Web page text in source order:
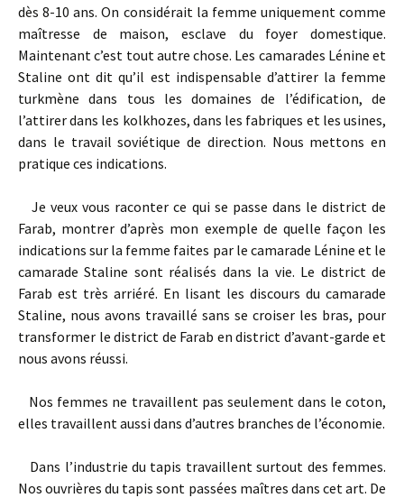
dès 8-10 ans. On considérait la femme uniquement comme
maîtresse de maison, esclave du foyer domestique.
Maintenant c’est tout autre chose. Les camarades Lénine et
Staline ont dit qu’il est indispensable d’attirer la femme
turkmène dans tous les domaines de l’édification, de
l’attirer dans les kolkhozes, dans les fabriques et les usines,
dans le travail soviétique de direction. Nous mettons en
pratique ces indications.
Je veux vous raconter ce qui se passe dans le district de
Farab, montrer d’après mon exemple de quelle façon les
indications sur la femme faites par le camarade Lénine et le
camarade Staline sont réalisés dans la vie. Le district de
Farab est très arriéré. En lisant les discours du camarade
Staline, nous avons travaillé sans se croiser les bras, pour
transformer le district de Farab en district d’avant-garde et
nous avons réussi.
Nos femmes ne travaillent pas seulement dans le coton,
elles travaillent aussi dans d’autres branches de l’économie.
Dans l’industrie du tapis travaillent surtout des femmes.
Nos ouvrières du tapis sont passées maîtres dans cet art. De